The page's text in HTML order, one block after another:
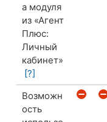
а модуля
из «Агент
Плюс:
Личный
кабинет»
[?]
Возможн
ость